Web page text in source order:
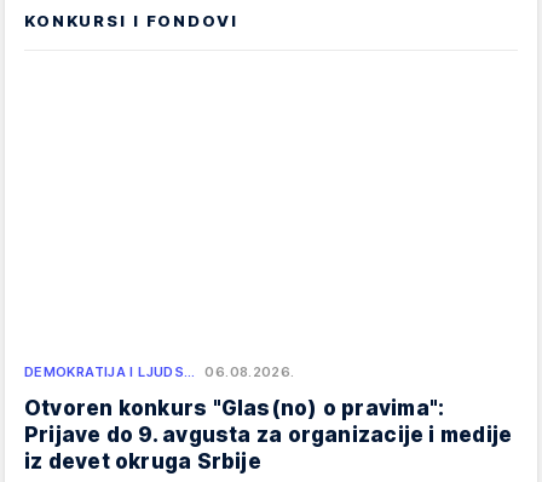
KONKURSI I FONDOVI
DEMOKRATIJA I LJUDS… 06.08.2026.
Otvoren konkurs "Glas(no) o pravima":
Prijave do 9. avgusta za organizacije i medije
iz devet okruga Srbije